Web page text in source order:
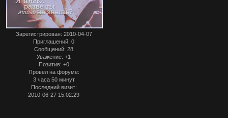
Зарегистрирован: 2010-04-07
Приглашений: 0
Сообщений: 28
Уважение: +1
Позитив: +0
Провел на форуме:
3 часа 50 минут
Последний визит:
2010-06-27 15:02:29